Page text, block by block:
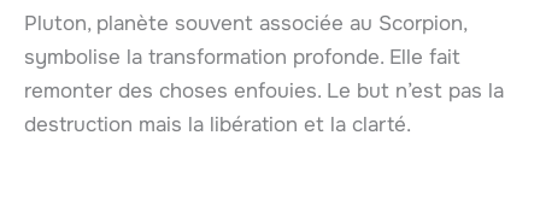
Pluton, planète souvent associée au Scorpion,
symbolise la transformation profonde. Elle fait
remonter des choses enfouies. Le but n’est pas la
destruction mais la libération et la clarté.